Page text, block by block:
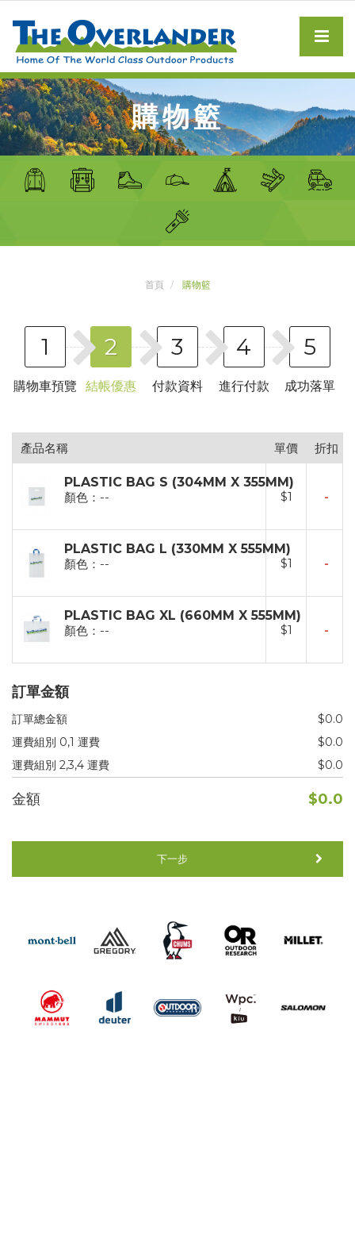
購物籃
首頁 購物籃
1
購物車預覽
2
結帳優惠
3
付款資料
4
進行付款
5
成功落單
產品名稱 單價 折扣
PLASTIC BAG S (304MM X 355MM)
顏色：--
$1 -
PLASTIC BAG L (330MM X 555MM)
顏色：--
$1 -
PLASTIC BAG XL (660MM X 555MM)
顏色：--
$1 -
訂單金額
訂單總金額
$0.0
運費組別 0,1 運費
$0.0
運費組別 2,3,4 運費
$0.0
金額 $0.0
下一步